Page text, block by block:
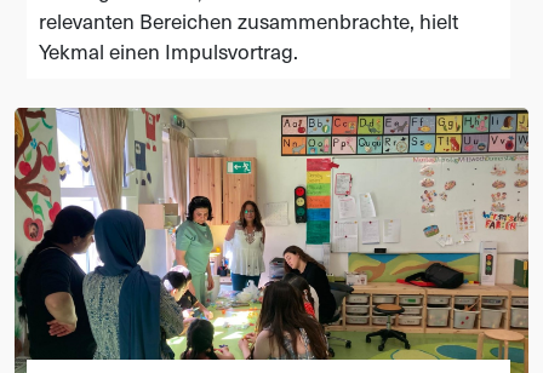
relevanten Bereichen zusammenbrachte, hielt
Yekmal einen Impulsvortrag.